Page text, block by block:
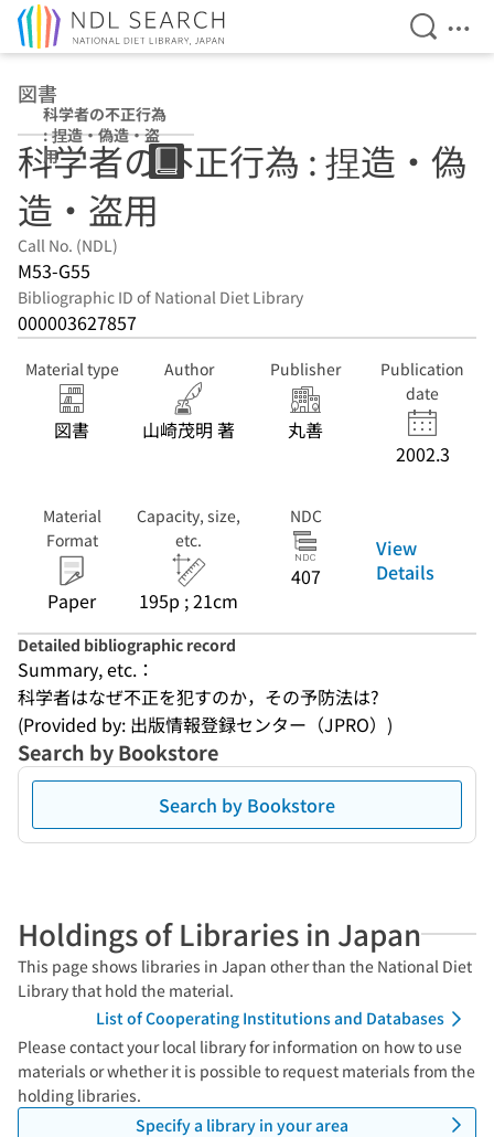
Open
図書
科学者の不正行為
: 捏造・偽造・盗
用
科学者の不正行為 : 捏造・偽
造・盗用
Call No. (NDL)
M53-G55
Bibliographic ID of National Diet Library
000003627857
Material type
図書
Author
山崎茂明 著
Publisher
丸善
Publication
date
2002.3
Material
Format
Paper
Capacity, size,
etc.
195p ; 21cm
NDC
407
View
Details
Detailed bibliographic record
Summary, etc.：
科学者はなぜ不正を犯すのか，その予防法は?
(Provided by: 出版情報登録センター（JPRO）)
Search by Bookstore
Search by Bookstore
Holdings of Libraries in Japan
This page shows libraries in Japan other than the National Diet
Library that hold the material.
List of Cooperating Institutions and Databases
Please contact your local library for information on how to use
materials or whether it is possible to request materials from the
holding libraries.
Specify a library in your area